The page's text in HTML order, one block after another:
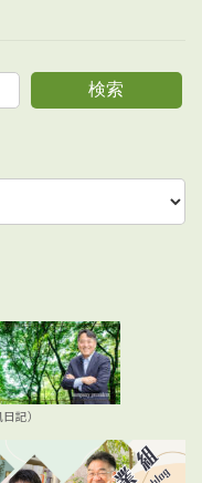
検索
記）